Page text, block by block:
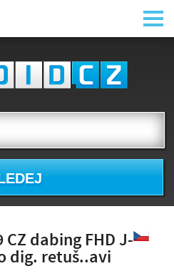
dabing FHD J-
dig. retuš..avi